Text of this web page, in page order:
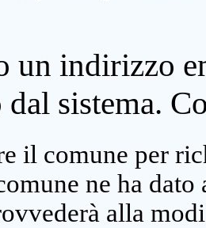
un indirizzo
dal sistema.
il comune per
ne ha
alla